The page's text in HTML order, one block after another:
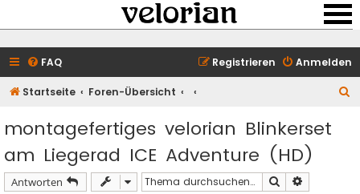
FAQ Anmelden
Registrieren
Startseite Foren-Übersicht
montagefertiges velorian Blinkerset
am Liegerad ICE Adventure (HD)
Antworten Suche